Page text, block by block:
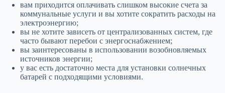
вам приходится оплачивать слишком высокие счета за
коммунальные услуги и вы хотите сократить расходы на
электроэнергию;
вы не хотите зависеть от централизованных систем, где
часто бывают перебои с энергоснабжением;
вы заинтересованы в использовании возобновляемых
источников энергии;
у вас есть достаточно места для установки солнечных
батарей с подходящими условиями.